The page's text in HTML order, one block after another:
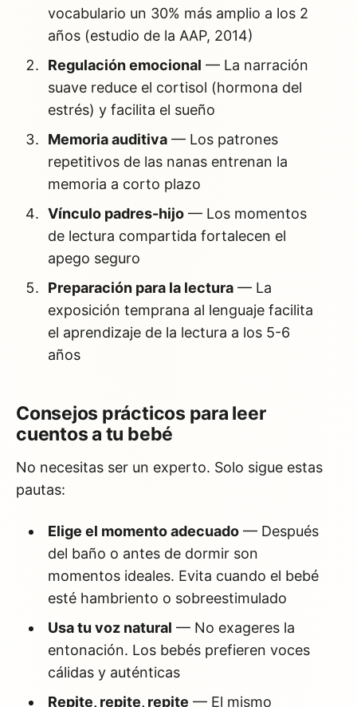
vocabulario un 30% más amplio a los 2
años (estudio de la AAP, 2014)
Regulación emocional — La narración
suave reduce el cortisol (hormona del
estrés) y facilita el sueño
Memoria auditiva— Los patrones
repetitivos de las nanas entrenan la
memoria a corto plazo
Vínculo padres-hijo— Los momentos
de lectura compartida fortalecen el
apego seguro
Preparación para la lectura— La
exposición temprana al lenguaje facilita
el aprendizaje de la lectura a los 5-6
años
Consejos prácticos para leer
cuentos a tu bebé
No necesitas ser un experto. Solo sigue estas
pautas:
Elige el momento adecuado— Después
del baño o antes de dormir son
momentos ideales. Evita cuando el bebé
esté hambriento o sobreestimulado
Usa tu voz natural — No exageres la
entonación. Los bebés prefieren voces
cálidas y auténticas
Repite, repite, repite — El mismo